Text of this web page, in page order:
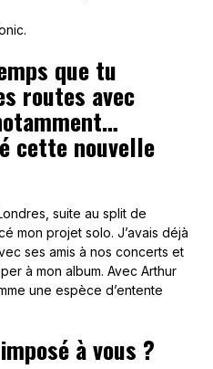
que tu
routes avec
cette nouvelle
suite au split de
mon projet solo. J’avais déjà
ses amis à nos concerts et
à mon album. Avec Arthur
une espèce d’entente
à vous ?